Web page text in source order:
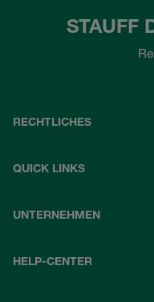
STAUFF
RECHTLICHES
QUICK LINKS
UNTERNEHMEN
HELP-CENTER